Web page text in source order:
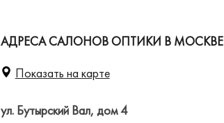
АДРЕСА САЛОНОВ ОПТИКИ В МОСКВЕ
Показать на карте
ул. Бутырский Вал, дом 4